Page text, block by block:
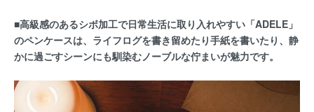
■高級感のあるシボ加工で日常生活に取り入れやすい「ADELE」
のペンケースは、ライフログを書き留めたり手紙を書いたり、静
かに過ごすシーンにも馴染むノーブルな佇まいが魅力です。